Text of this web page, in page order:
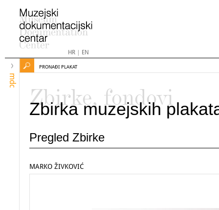
HR| EN
mdc
PRONAĐI PLAKAT
Zbirke, fondovi
Zbirka muzejskih
Pregled Zbirke
MARKO ŽIVKOVIĆ